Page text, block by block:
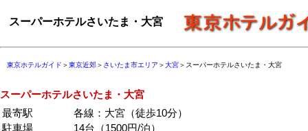
スーパーホテルさいたま・大宮
東京ホテルガイド ＞東京近郊＞ さいたま市エリア ＞大宮＞スーパーホテルさいたま・大宮
スーパーホテルさいたま・大宮
最寄駅
各線：大宮（徒歩10分）
駐車場
14台（1500円/泊）